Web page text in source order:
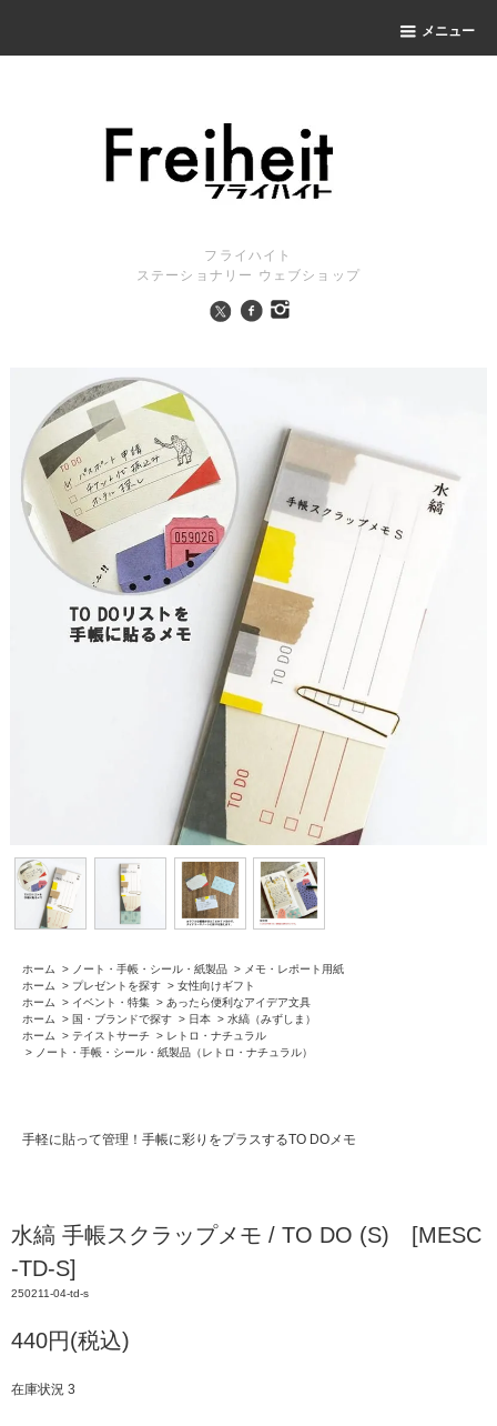
メニュー
フライハイト
ステーショナリー ウェブショップ
ホーム > ノート・手帳・シール・紙製品 > メモ・レポート用紙
ホーム
> プレゼントを探す > 女性向けギフト
ホーム
> イベント・特集 > あったら便利なアイデア文具
ホーム
> 国・ブランドで探す > 日本 > 水縞（みずしま）
ホーム
> テイストサーチ > レトロ・ナチュラル
> ノート・手帳・シール・紙製品（レトロ・ナチュラル）
手軽に貼って管理！手帳に彩りをプラスするTO DOメモ
水縞 手帳スクラップメモ / TO DO (S) [MESC
-TD-S]
250211-04-td-s
440円(税込)
在庫状況 3